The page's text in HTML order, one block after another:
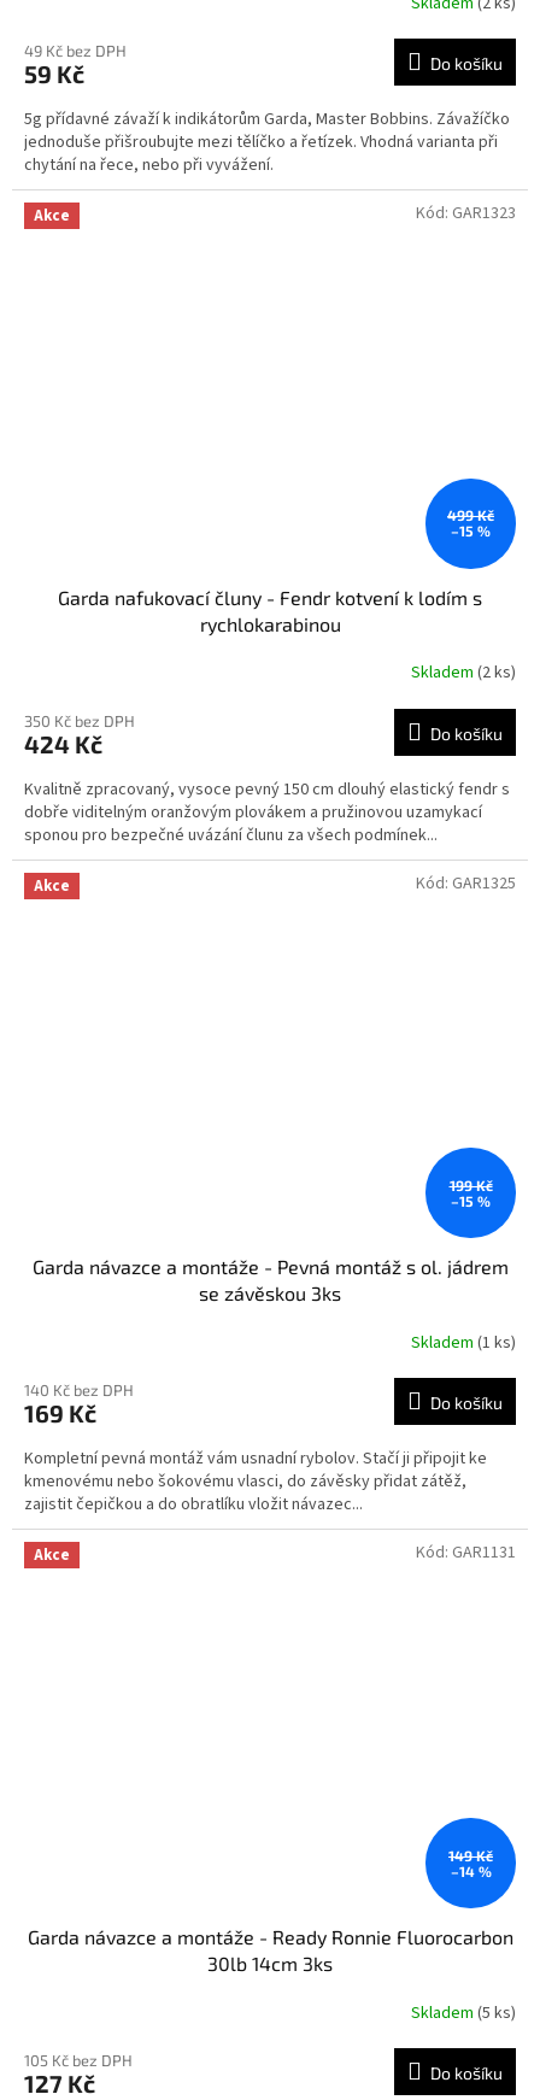
49 Kč bez DPH
59 Kč Do košíku
5g přídavné závaží k indikátorům Garda, Master Bobbins. Závažíčko
jednoduše přišroubujte mezi tělíčko a řetízek. Vhodná varianta při
chytání na řece, nebo při vyvážení.
Akce
499 Kč
–15 %
Garda nafukovací čluny - Fendr kotvení k lodím s
rychlokarabinou
Skladem (2 ks)
350 Kč bez DPH
424 Kč Do košíku
Kvalitně zpracovaný, vysoce pevný 150 cm dlouhý elastický fendr s
dobře viditelným oranžovým plovákem a pružinovou uzamykací
sponou pro bezpečné uvázání člunu za všech podmínek...
Kód: GAR1323
Akce
199 Kč
–15 %
Garda návazce a montáže - Pevná montáž s ol. jádrem
se závěskou 3ks
Skladem (1 ks)
140 Kč bez DPH
169 Kč Do košíku
Kompletní pevná montáž vám usnadní rybolov. Stačí ji připojit ke
kmenovému nebo šokovému vlasci, do závěsky přidat zátěž,
zajistit čepičkou a do obratlíku vložit návazec...
Kód: GAR1325
Akce
149 Kč
–14 %
Garda návazce a montáže - Ready Ronnie Fluorocarbon
30lb 14cm 3ks
Skladem (5 ks)
105 Kč bez DPH
127 Kč Do košíku
Kód: GAR1131